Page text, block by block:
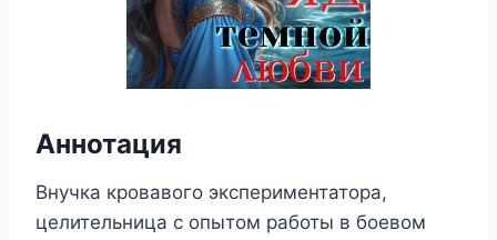
Аннотация
Внучка кровавого экспериментатора,
целительница с опытом работы в боевом